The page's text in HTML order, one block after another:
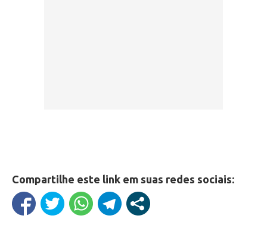
Compartilhe este link em suas redes sociais: